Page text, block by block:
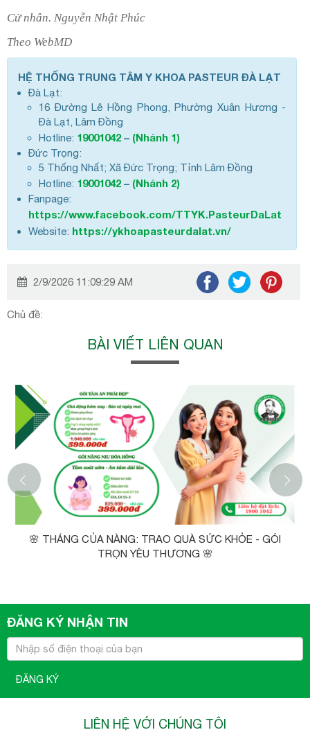
Cử nhân. Nguyễn Nhật Phúc
Theo WebMD
HỆ THỐNG TRUNG TÂM Y KHOA PASTEUR ĐÀ LẠT
Đà Lạt:
16 Đường Lê Hồng Phong, Phường Xuân Hương -
Đà Lạt, Lâm Đồng
Hotline: 19001042 – (Nhánh 1)
Đức Trọng:
5 Thống Nhất; Xã Đức Trọng; Tỉnh Lâm Đồng
Hotline: 19001042 – (Nhánh 2)
Fanpage:
https://www.facebook.com/TTYK.PasteurDaLat
Website: https://ykhoapasteurdalat.vn/
2/9/2026 11:09:29 AM
Chủ đề:
BÀI VIẾT LIÊN QUAN
‹
🌸 THÁNG CỦA NÀNG: TRAO QUÀ SỨC KHỎE - GÓI
TRỌN YÊU THƯƠNG 🌸
ĐĂNG KÝ NHẬN TIN
ĐĂNG KÝ
LIÊN HỆ VỚI CHÚNG TÔI